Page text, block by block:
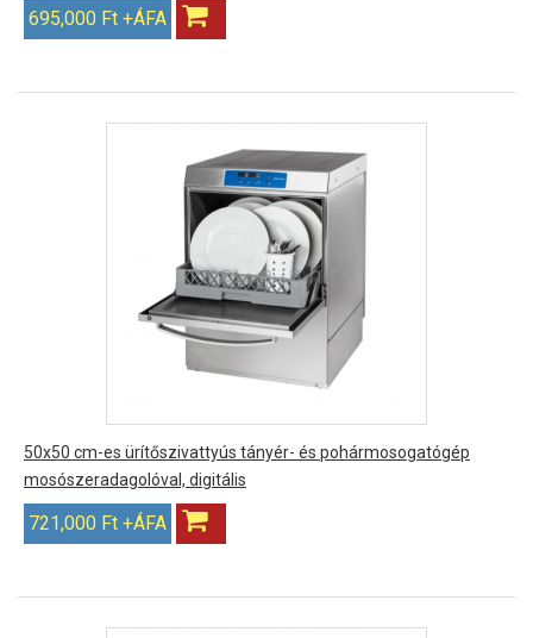
695,000 Ft +ÁFA
50x50 cm-es ürítőszivattyús tányér- és pohármosogatógép
mosószeradagolóval, digitális
721,000 Ft +ÁFA